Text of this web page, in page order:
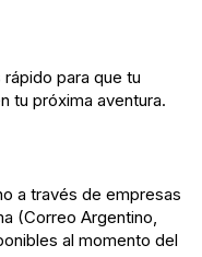
para que tu
tu próxima aventura.
a través de empresas
(Correo Argentino,
al momento del